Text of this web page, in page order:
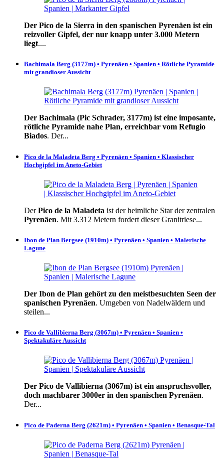
Der Pico de la Sierra in den spanischen Pyrenäen ist ein
reizvoller Gipfel, der nur knapp unter 3.000 Metern
liegt....
Bachimala Berg (3177m) • Pyrenäen • Spanien • Rötliche Pyramide
mit grandioser Aussicht
Der Bachimala (Pic Schrader, 3177m) ist eine imposante,
rötliche Pyramide nahe Plan, erreichbar vom Refugio
Biados. Der...
Pico de la Maladeta Berg • Pyrenäen • Spanien • Klassischer
Hochgipfel im Aneto-Gebiet
DerPico de la Maladeta ist der heimliche Star der zentralen
Pyrenäen. Mit 3.312 Metern fordert dieser Granitriese...
Ibon de Plan Bergsee (1910m) • Pyrenäen • Spanien • Malerische
Lagune
Der Ibon de Plan gehört zu den meistbesuchten Seen der
spanischen Pyrenäen. Umgeben von Nadelwäldern und
steilen...
Pico de Vallibierna Berg (3067m) • Pyrenäen • Spanien •
Spektakuläre Aussicht
Der Pico de Vallibierna (3067m) ist ein anspruchsvoller,
doch machbarer 3000er in den spanischen Pyrenäen.
Der...
Pico de Paderna Berg (2621m) • Pyrenäen • Spanien • Benasque-Tal